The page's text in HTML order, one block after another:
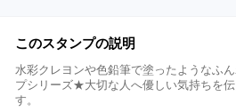
このスタンプの説明
水彩クレヨンや色鉛筆で塗ったようなふ
プシリーズ★大切な人へ優しい気持ちを
す。